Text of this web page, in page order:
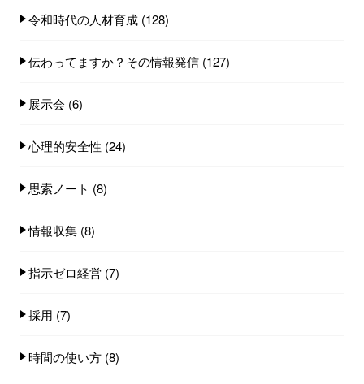
令和時代の人材育成 (128)
伝わってますか？その情報発信 (127)
展示会 (6)
心理的安全性 (24)
思索ノート (8)
情報収集 (8)
指示ゼロ経営 (7)
採用 (7)
時間の使い方 (8)